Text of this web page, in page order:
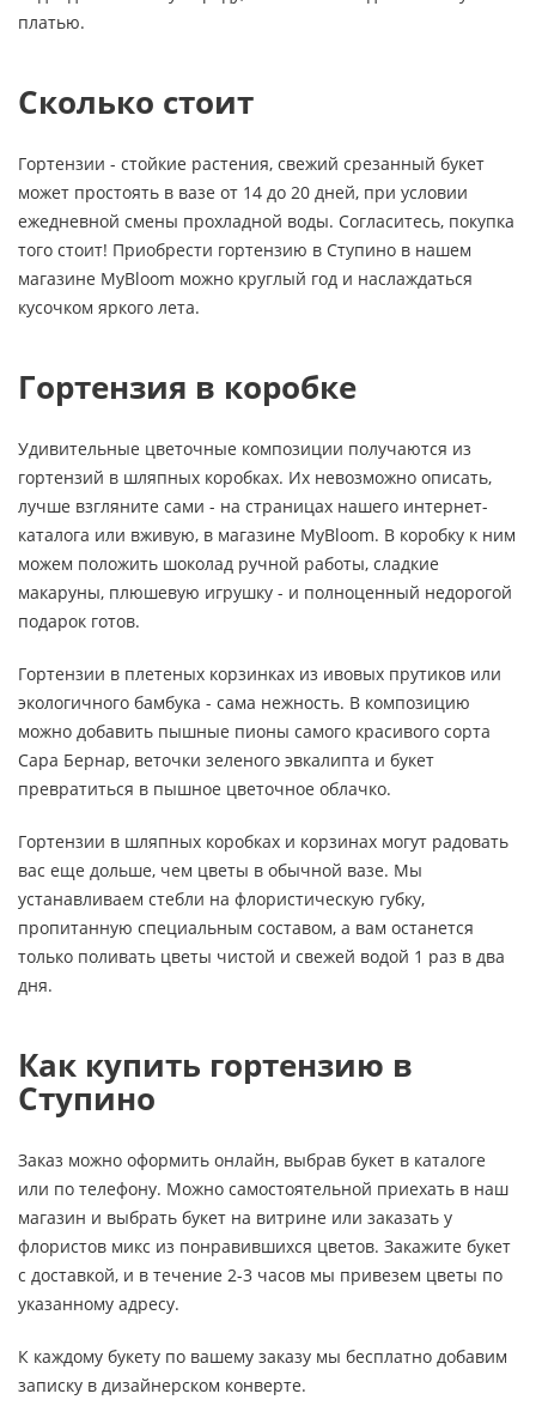
платью.
Сколько стоит
Гортензии - стойкие растения, свежий срезанный букет
может простоять в вазе от 14 до 20 дней, при условии
ежедневной смены прохладной воды. Согласитесь, покупка
того стоит! Приобрести гортензию в Ступино в нашем
магазине MyBloom можно круглый год и наслаждаться
кусочком яркого лета.
Гортензия в коробке
Удивительные цветочные композиции получаются из
гортензий в шляпных коробках. Их невозможно описать,
лучше взгляните сами - на страницах нашего интернет-
каталога или вживую, в магазине MyBloom. В коробку к ним
можем положить шоколад ручной работы, сладкие
макаруны, плюшевую игрушку - и полноценный недорогой
подарок готов.
Гортензии в плетеных корзинках из ивовых прутиков или
экологичного бамбука - сама нежность. В композицию
можно добавить пышные пионы самого красивого сорта
Сара Бернар, веточки зеленого эвкалипта и букет
превратиться в пышное цветочное облачко.
Гортензии в шляпных коробках и корзинах могут радовать
вас еще дольше, чем цветы в обычной вазе. Мы
устанавливаем стебли на флористическую губку,
пропитанную специальным составом, а вам останется
только поливать цветы чистой и свежей водой 1 раз в два
дня.
Как купить гортензию в
Ступино
Заказ можно оформить онлайн, выбрав букет в каталоге
или по телефону. Можно самостоятельной приехать в наш
магазин и выбрать букет на витрине или заказать у
флористов микс из понравившихся цветов. Закажите букет
с доставкой, и в течение 2-3 часов мы привезем цветы по
указанному адресу.
К каждому букету по вашему заказу мы бесплатно добавим
записку в дизайнерском конверте.